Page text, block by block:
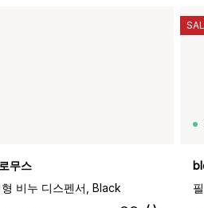
무스
비누 디스펜서, Black